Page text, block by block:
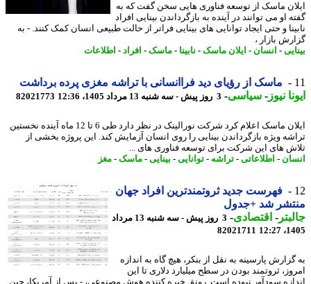
ماسک از توسعه فناوری هایی سخن گفت که به
او می توانند در آینده به بازگرداندن بینایی افراد
و حتی ایجاد توانایی های بینایی فراتر از حالت طبیعی انسان کمک کنند. - به
بازار ،
-انسان-ایلان ماسک-نابینا -ماسک-افراد - اطلاعات
ماسک از رؤیای دید فراانسانی با تراشه مغزی پرده برداشت
نیوز-سیاسی-3 روز پیش - سه شنبه 13 مرداد 1405، 12:36 82021773
ایلان ماسک اعلام کرد شرکت نورالینک در نظر دارد طی 6 تا 12 ماه آینده نخستین
ویژه بازگرداندن بینایی را روی انسان آزمایش کند. این پروژه بخشی از
های این شرکت برای توسعه فناوری های ...
-اطلاعاتی-تراشه -توانایی -بینایی-ماسک-مغز
فهرست جدید ثروتمندترین افراد جهان
شد +جدول
-اقتصادی-
3 روز پیش - سه شنبه 13 مرداد
82021711
پارسینه به نقل از بنکر، هیچ گاه به اندازه
ثروتمند بودن در سطح میلیارد دلاری تا این
سودآور نبوده است. رونق خیره کننده هوش مصنوعی، - پس از آمریکا، چین